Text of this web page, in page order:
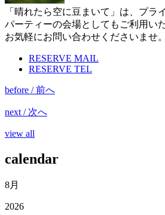
「晴れたら空に豆まいて」は、プラ
パーティーの会場としてもご利用い
お気軽にお問い合わせくださいませ。
RESERVE MAIL
RESERVE TEL
before / 前へ
next / 次へ
view all
calendar
8月
2026